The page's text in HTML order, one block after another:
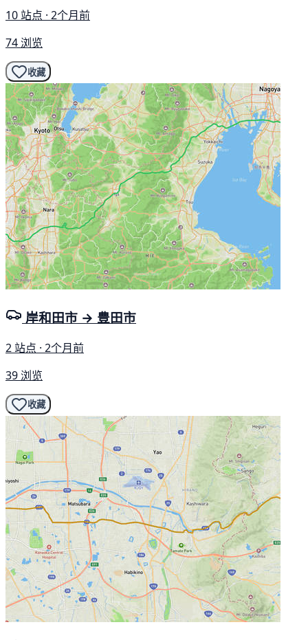
10 站点 · 2个月前
74 浏览
收藏
岸和田市 → 豊田市
2 站点 · 2个月前
39 浏览
收藏